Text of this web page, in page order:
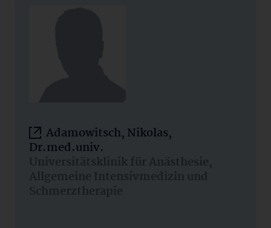
Adamowitsch, Nikolas,
Dr.med.univ.
Universitätsklinik für Anästhesie,
Allgemeine Intensivmedizin und
Schmerztherapie